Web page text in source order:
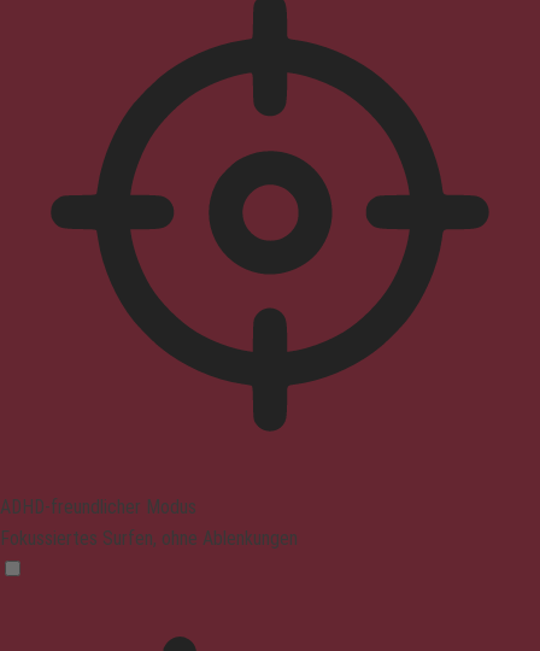
ADHD-freundlicher Modus
Fokussiertes Surfen, ohne Ablenkungen